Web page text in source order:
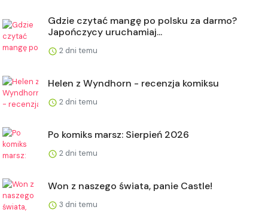
Gdzie czytać mangę po polsku za darmo?
Japończycy uruchamiaj...
2 dni temu
Helen z Wyndhorn - recenzja komiksu
2 dni temu
Po komiks marsz: Sierpień 2026
2 dni temu
Won z naszego świata, panie Castle!
3 dni temu